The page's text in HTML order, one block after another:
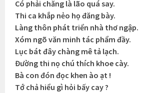
Có phải chăng là lão quá say.
Thi ca khắp nẻo họ đăng bày.
Làng thôn phát triển nhà thơ ngập.
Xóm ngõ văn minh tác phẩm đầy.
Lục bát đây chàng mê tả lạch.
Đường thi nọ chú thích khoe cày.
Bà con đón đọc khen ào ạt !
Tớ chả hiểu gì hỏi bấy cay ?